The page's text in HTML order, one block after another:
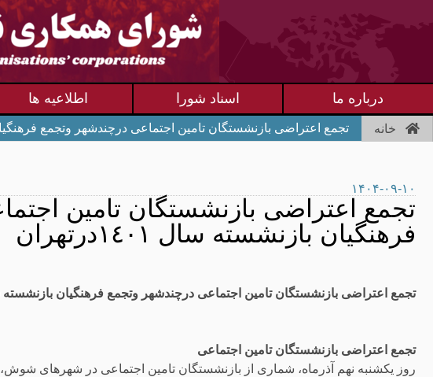
درباره ما اسناد شورا اطلاعیه ها
خانه تجمع اعتراضی بازنشستگان تامین اجتماعی درچندشهر وتجمع فرهنگیان
۱۴۰۴-۰۹-۱۰
تجمع اعتراضی بازنشستگان تامین
فرهنگیان بازنشسته سال ۱٤۰۱درتهران
تجمع اعتراضی بازنشستگان تامین اجتماعی درچندشهر وتجمع فرهنگیان بازنشسته سال
تجمع اعتراضی بازنشستگان تامین اجتماعی
روز یکشنبه نهم آذرماە، شماری از بازنشستگان تامین اجتماعی در شهرهای